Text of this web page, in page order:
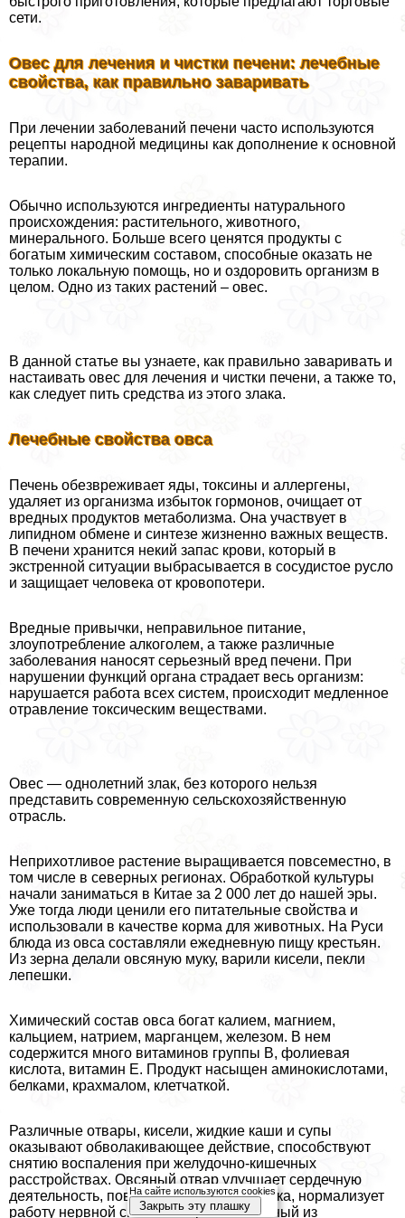
сети.
Овес для лечения и чистки печени: лечебные
свойства, как правильно заваривать
При лечении заболеваний печени часто используются
рецепты народной медицины как дополнение к основной
терапии.
Обычно используются ингредиенты натурального
происхождения: растительного, животного,
минерального. Больше всего ценятся продукты с
богатым химическим составом, способные оказать не
только локальную помощь, но и оздоровить организм в
целом. Одно из таких растений – овес.
В данной статье вы узнаете, как правильно заваривать и
настаивать овес для лечения и чистки печени, а также то,
как следует пить средства из этого злака.
Лечебные свойства овса
Печень обезвреживает яды, токсины и аллергены,
удаляет из организма избыток гормонов, очищает от
вредных продуктов метаболизма. Она участвует в
липидном обмене и синтезе жизненно важных веществ.
В печени хранится некий запас крови, который в
экстренной ситуации выбрасывается в сосудистое русло
и защищает человека от кровопотери.
Вредные привычки, неправильное питание,
злоупотрeбление алкоголем, а также различные
заболевания наносят серьезный вред печени. При
нарушении функций органа страдает весь организм:
нарушается работа всех систем, происходит медленное
отравление токсическим веществами.
Овес — однолетний злак, без которого нельзя
представить современную сельскохозяйственную
отрасль.
Неприхотливое растение выращивается повсеместно, в
том числе в северных регионах. Обработкой культуры
начали заниматься в Китае за 2 000 лет до нашей эры.
Уже тогда люди ценили его питательные свойства и
использовали в качестве корма для животных. На Руси
блюда из овса составляли ежедневную пищу крестьян.
Из зерна делали овсяную муку, варили кисели, пекли
лепешки.
Химический состав овса богат калием, магнием,
кальцием, натрием, марганцем, железом. В нем
содержится много витаминов группы В, фолиевая
кислота, витамин Е. Продукт насыщен аминокислотами,
белками, крахмалом, клетчаткой.
Различные отвары, кисели, жидкие каши и супы
оказывают обволакивающее действие, способствуют
снятию воспаления при желудочно-кишечных
расстройствах. Овсяный отвар улучшает сердечную
деятельность, повышает тонус кишечника, нормализует
работу нервной системы. Приготовленный из
На сайте используются cookies
Закрыть эту плашку